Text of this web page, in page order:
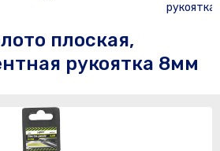
рукоятка
плоская,
рукоятка 8мм